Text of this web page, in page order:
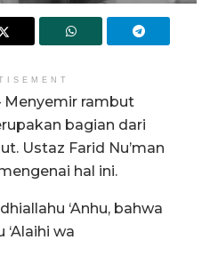
Menyemir rambut
bagian dari
Ustaz Farid Nu’man
hal ini.
‘Anhu, bahwa
‘Alaihi wa